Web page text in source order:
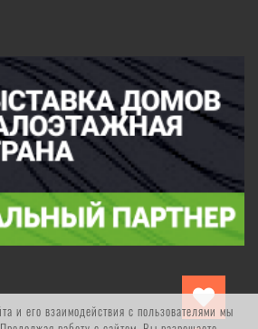
и его взаимодействия с пользователями мы